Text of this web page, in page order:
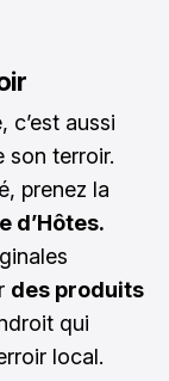
c’est aussi
son terroir.
prenez la
d’Hôtes.
des produits
qui
local.